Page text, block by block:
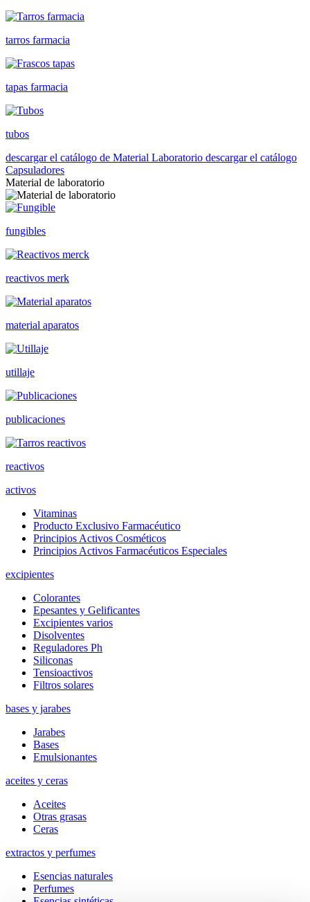
tarros farmacia
tapas farmacia
tubos
descargar el catálogo de Material Laboratorio descargar el catálogo
Capsuladores
Material de laboratorio
fungibles
reactivos merk
material aparatos
utillaje
publicaciones
reactivos
activos
Vitaminas
Producto Exclusivo Farmacéutico
Principios Activos Cosméticos
Principios Activos Farmacéuticos Especiales
excipientes
Colorantes
Epesantes y Gelificantes
Excipientes varios
Disolventes
Reguladores Ph
Siliconas
Tensioactivos
Filtros solares
bases y jarabes
Jarabes
Bases
Emulsionantes
aceites y ceras
Aceites
Otras grasas
Ceras
extractos y perfumes
Esencias naturales
Perfumes